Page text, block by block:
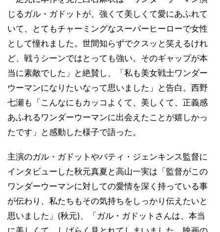
じるガル・ガドットが、強くて美しくて愛にあふれて
いて、とてもチャーミングなスーパーヒーローで女性
として憧れました。世間知らずでクスッと笑えるけれ
ど、戦うシーンではとっても強い。そのギャップが本
当に素敵でした」と絶賛し、「私も美女戦士ワンダー
ウーマンになりたいなって思いました」と告白。西野
七瀬も「こんなにもカッコよくて、美しくて、正義感
あふれるワンダーウーマンに出会えたことが嬉しかっ
たです」と感動した様子で語った。
主演のガル・ガドットやパティ・ジェンキンス監督に
インタビューした秋元真夏と高山一実は「監督がこの
ワンダーウーマンに対しての愛情を深く持っている事
が伝わり、私たちもその気持ちをしっかり伝えたいと
思いました」(秋元)、「ガル・ガドットさんは、本当